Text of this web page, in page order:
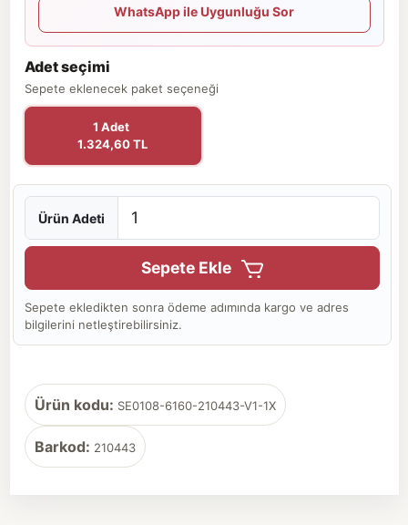
WhatsApp ile Uygunluğu Sor
Adet seçimi
Sepete eklenecek paket seçeneği
1 Adet
1.324,60 TL
Ürün Adeti
Sepete Ekle
Sepete ekledikten sonra ödeme adımında kargo ve adres
bilgilerini netleştirebilirsiniz.
Ürün kodu: SE0108-6160-210443-V1-1X
Barkod: 210443